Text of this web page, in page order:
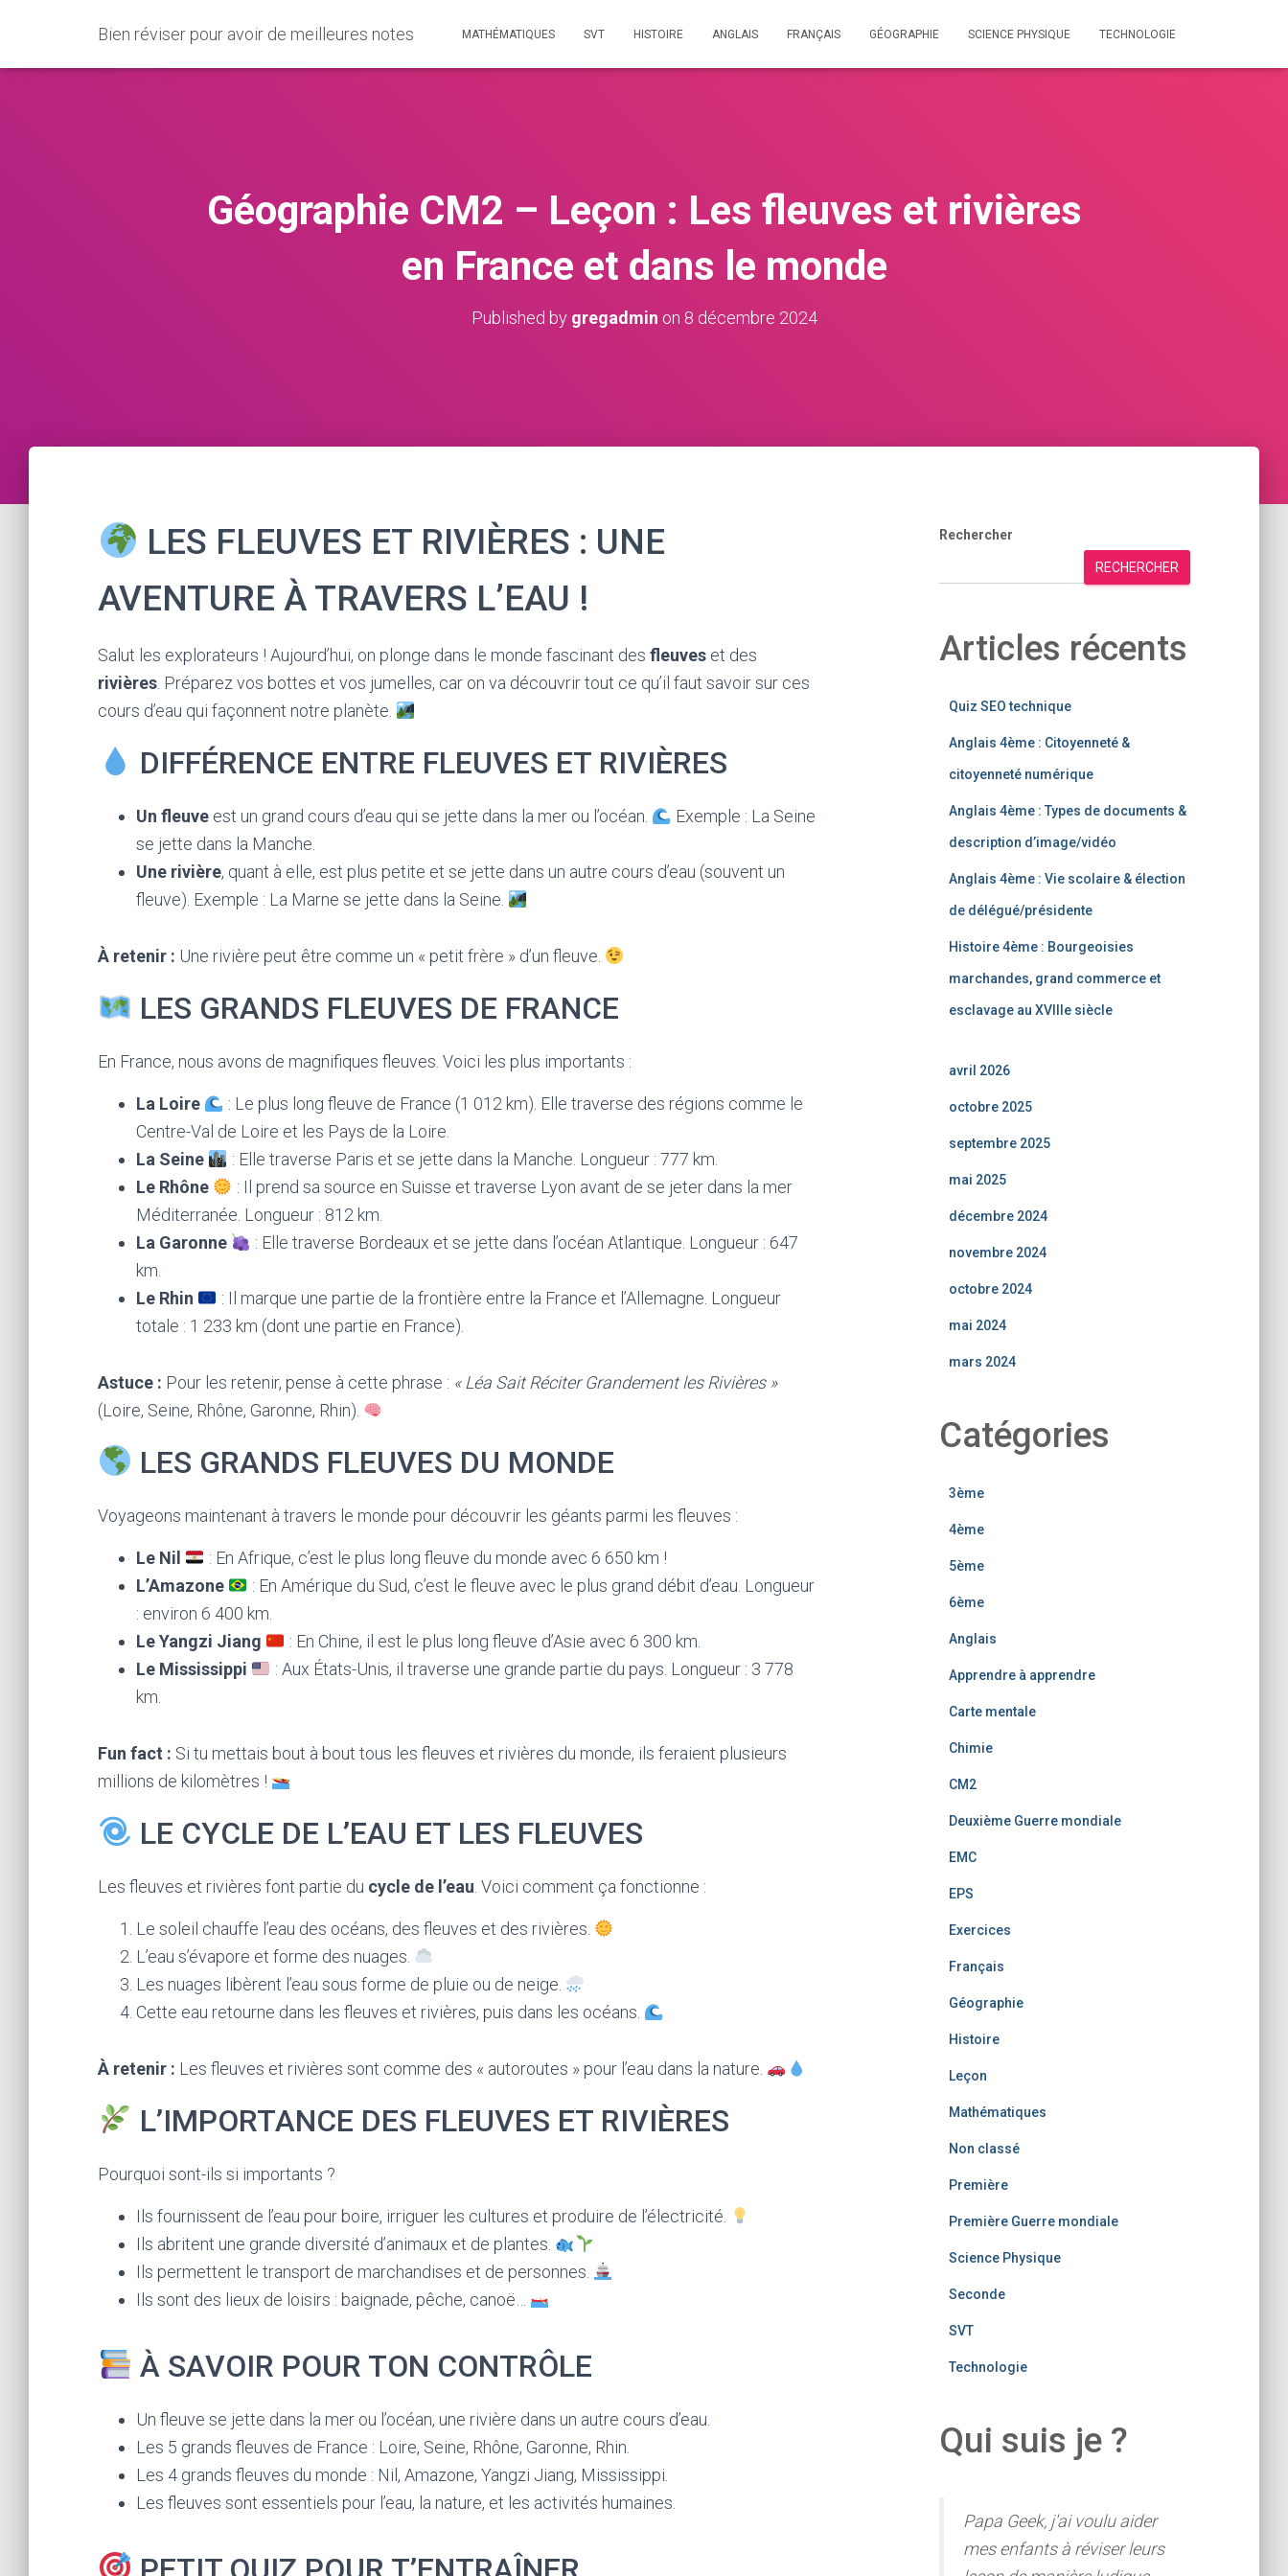
Bien réviser pour avoir de meilleures notes MATHÉMATIQUES SVT HISTOIRE ANGLAIS FRANÇAIS GÉOGRAPHIE SCIENCE PHYSIQUE TECHNOLOGIE
Géographie CM2 – Leçon : Les fleuves et rivières
en France et dans le monde
Published by gregadmin on 8 décembre 2024
LES FLEUVES ET RIVIÈRES : UNE
AVENTURE À TRAVERS L’EAU !
Salut les explorateurs ! Aujourd’hui, on plonge dans le monde fascinant des fleuves et des
rivières . Préparez vos bottes et vos jumelles, car on va découvrir tout ce qu’il faut savoir sur ces
cours d’eau qui façonnent notre planète.
DIFFÉRENCE ENTRE FLEUVES ET RIVIÈRES
Un fleuve est un grand cours d’eau qui se jette dans la mer ou l’océan.
Exemple : La Seine
se jette dans la Manche.
Une rivière, quant à elle, est plus petite et se jette dans un autre cours d’eau (souvent un
fleuve). Exemple : La Marne se jette dans la Seine.
À retenir : Une rivière peut être comme un « petit frère » d’un fleuve.
LES GRANDS FLEUVES DE FRANCE
En France, nous avons de magnifiques fleuves. Voici les plus importants :
La Loire
: Le plus long fleuve de France (1 012 km). Elle traverse des régions comme le
Centre-Val de Loire et les Pays de la Loire.
La Seine
: Elle traverse Paris et se jette dans la Manche. Longueur : 777 km.
Le Rhône
: Il prend sa source en Suisse et traverse Lyon avant de se jeter dans la mer
Méditerranée. Longueur : 812 km.
La Garonne
: Elle traverse Bordeaux et se jette dans l’océan Atlantique. Longueur : 647
km.
Le Rhin
: Il marque une partie de la frontière entre la France et l’Allemagne. Longueur
totale : 1 233 km (dont une partie en France).
Astuce : Pour les retenir, pense à cette phrase : « Léa Sait Réciter Grandement les Rivières »
(Loire, Seine, Rhône, Garonne, Rhin).
LES GRANDS FLEUVES DU MONDE
Voyageons maintenant à travers le monde pour découvrir les géants parmi les fleuves :
Le Nil
: En Afrique, c’est le plus long fleuve du monde avec 6 650 km !
L’Amazone
: En Amérique du Sud, c’est le fleuve avec le plus grand débit d’eau. Longueur
: environ 6 400 km.
Le Yangzi Jiang
: En Chine, il est le plus long fleuve d’Asie avec 6 300 km.
Le Mississippi
: Aux États-Unis, il traverse une grande partie du pays. Longueur : 3 778
km.
Fun fact : Si tu mettais bout à bout tous les fleuves et rivières du monde, ils feraient plusieurs
millions de kilomètres !
LE CYCLE DE L’EAU ET LES FLEUVES
Les fleuves et rivières font partie du cycle de l’eau . Voici comment ça fonctionne :
Le soleil chauffe l’eau des océans, des fleuves et des rivières.
L’eau s’évapore et forme des nuages.
Les nuages libèrent l’eau sous forme de pluie ou de neige.
Cette eau retourne dans les fleuves et rivières, puis dans les océans.
À retenir : Les fleuves et rivières sont comme des « autoroutes » pour l’eau dans la nature.
L’IMPORTANCE DES FLEUVES ET RIVIÈRES
Pourquoi sont-ils si importants ?
Ils fournissent de l’eau pour boire, irriguer les cultures et produire de l’électricité.
Ils abritent une grande diversité d’animaux et de plantes.
Ils permettent le transport de marchandises et de personnes.
Ils sont des lieux de loisirs : baignade, pêche, canoë…
À SAVOIR POUR TON CONTRÔLE
Un fleuve se jette dans la mer ou l’océan, une rivière dans un autre cours d’eau.
Les 5 grands fleuves de France : Loire, Seine, Rhône, Garonne, Rhin.
Les 4 grands fleuves du monde : Nil, Amazone, Yangzi Jiang, Mississippi.
Les fleuves sont essentiels pour l’eau, la nature, et les activités humaines.
Rechercher
RECHERCHER
Articles récents
Quiz SEO technique
Anglais 4ème : Citoyenneté &
citoyenneté numérique
Anglais 4ème : Types de documents &
description d’image/vidéo
Anglais 4ème : Vie scolaire & élection
de délégué/présidente
Histoire 4ème : Bourgeoisies
marchandes, grand commerce et
esclavage au XVIIIe siècle
avril 2026
octobre 2025
septembre 2025
mai 2025
décembre 2024
novembre 2024
octobre 2024
mai 2024
mars 2024
Catégories
3ème
4ème
5ème
6ème
Anglais
Apprendre à apprendre
Carte mentale
Chimie
CM2
Deuxième Guerre mondiale
EMC
EPS
Exercices
Français
Géographie
Histoire
Leçon
Mathématiques
Non classé
Première
Première Guerre mondiale
Science Physique
Seconde
SVT
Technologie
Qui suis je ?
Papa Geek, j'ai voulu aider
mes enfants à réviser leurs